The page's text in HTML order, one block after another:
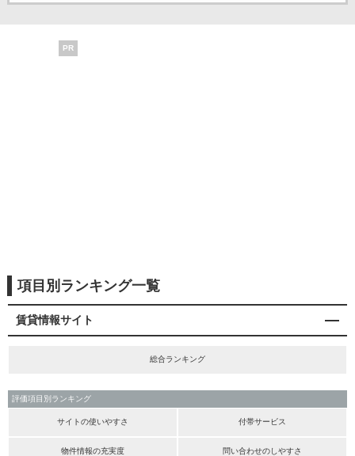
PR
項目別ランキング一覧
賃貸情報サイト
総合ランキング
評価項目別ランキング
サイトの使いやすさ 付帯サービス
物件情報の充実度 問い合わせのしやすさ